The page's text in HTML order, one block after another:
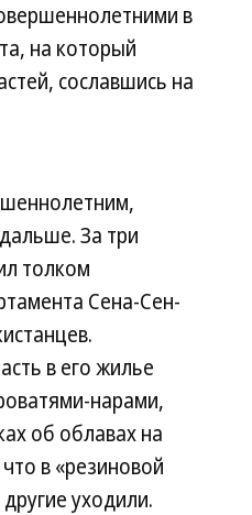
в
на который
сославшись на
За три
толком
Сена-Сен-
в его жилье
нарами,
об облавах на
в «резиновой
уходили.